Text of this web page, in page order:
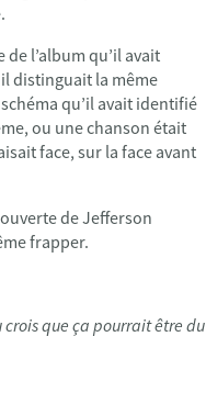
l’album qu’il avait
distinguait la même
qu’il avait identifié
ou une chanson était
face, sur la face avant
de Jefferson
frapper.
que ça pourrait être du